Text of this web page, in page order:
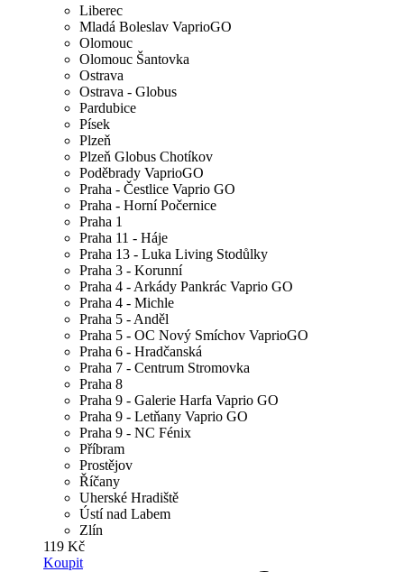
Liberec
Mladá Boleslav VaprioGO
Olomouc
Olomouc Šantovka
Ostrava
Ostrava - Globus
Pardubice
Písek
Plzeň
Plzeň Globus Chotíkov
Poděbrady VaprioGO
Praha - Čestlice Vaprio GO
Praha - Horní Počernice
Praha 1
Praha 11 - Háje
Praha 13 - Luka Living Stodůlky
Praha 3 - Korunní
Praha 4 - Arkády Pankrác Vaprio GO
Praha 4 - Michle
Praha 5 - Anděl
Praha 5 - OC Nový Smíchov VaprioGO
Praha 6 - Hradčanská
Praha 7 - Centrum Stromovka
Praha 8
Praha 9 - Galerie Harfa Vaprio GO
Praha 9 - Letňany Vaprio GO
Praha 9 - NC Fénix
Příbram
Prostějov
Říčany
Uherské Hradiště
Ústí nad Labem
Zlín
119 Kč
Koupit